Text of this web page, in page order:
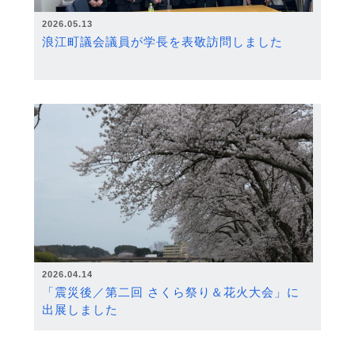
2026.05.13
浪江町議会議員が学長を表敬訪問しました
2026.04.14
「震災後／第二回 さくら祭り＆花火大会」に
出展しました